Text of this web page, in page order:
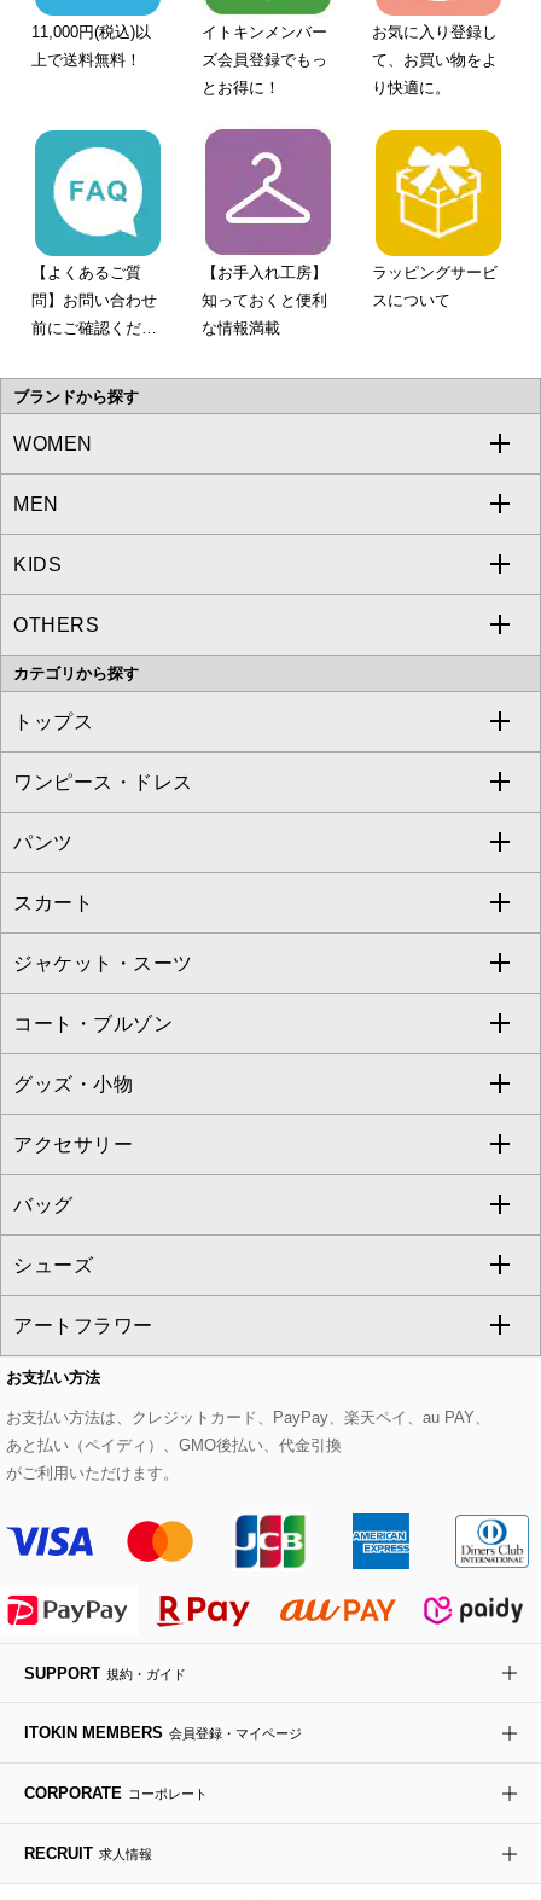
11,000円(税込)以
上で送料無料！
イトキンメンバー
ズ会員登録でもっ
とお得に！
お気に入り登録し
て、お買い物をよ
り快適に。
【よくあるご質
問】お問い合わせ
前にご確認くださ
【お手入れ工房】
知っておくと便利
な情報満載
ラッピングサービ
スについて
ブランドから探す
WOMEN
a.v.v
MICHEL KLEIN
MK MICHEL KLEIN
OFUON le MK
eur3
Maison de CINQ
MK MICHEL KLEIN BAG
HIROKO KOSHINO
MEN
a.v.v
MICHEL KLEIN HOMME
MK MICHEL KLEIN HOMME
KIDS
a.v.v
OTHERS
MK MICHEL KLEIN BAG
カテゴリから探す
トップス
すべてのトップス
カットソー・Tシャツ
ブラウス・シャツ
ニット・セーター
カーディガン
アンサンブルセット
ベスト・ジレ
パーカー
タンクトップ・キャミソール
スウェット・ジャージー
その他のトップス
ワンピース・ドレス
すべてのワンピース・ドレス
ワンピース
ドレス
チュニック
ジャンパースカート
その他のワンピース・ドレス
パンツ
すべてのパンツ
フルレングスパンツ
クロップド・半端丈パンツ
ガウチョ・ワイドパンツ
ハーフ・ショート丈パンツ
サロペット・オールインワン
その他のパンツ
スカート
すべてのスカート
ロング・マキシ丈スカート
ひざ丈スカート
ミモレ丈スカート
ショート・ミニ丈スカート
その他のスカート
ジャケット・スーツ
すべてのジャケット・スーツ
テーラードジャケット
ノーカラージャケット
セットアップ
セットアップジャケット
セットアップパンツ
セットアップスカート
セットアップワンピース
コート・ブルゾン
すべてのコート・ブルゾン
トレンチコート
ピーコート
ダッフルコート
チェスターコート
モッズコート
ステンカラーコート
ライダースジャケット
デニムジャケット
ダウンジャケット・コート
グッズ・小物
すべてのグッズ・小物
マスク
ストール・マフラー・スヌード
ベルト・サスペンダー
帽子
ヘアアクセサリー
ハンカチ・バンダナ
手袋
チャーム・ストラップ
アクセサリー
すべてのアクセサリー
ネックレス
ピアス・イヤリング
ブレスレット・バングル
ブローチ・コサージュ
バッグ
すべてのバッグ
トートバッグ
ショルダーバッグ
ボストンバッグ
バックパック・リュック
ボディバッグ・メッセンジャーバッグ
トラベルバッグ
シューズ
すべてのシューズ
パンプス
スニーカー
フラットシューズ
ローファー
ドレスシューズ
アートフラワー
すべてのアートフラワー
ローズ
カサブランカ・カラー
ラナンキュラス
ポプリアレンジ＆フレグランス
お支払い方法
お支払い方法は、クレジットカード、PayPay、楽天ペイ、au PAY、
あと払い（ペイディ）、GMO後払い、代金引換
がご利用いただけます。
SUPPORT 規約・ガイド
ITOKIN MEMBERS 会員登録・マイページ
CORPORATE コーポレート
RECRUIT 求人情報